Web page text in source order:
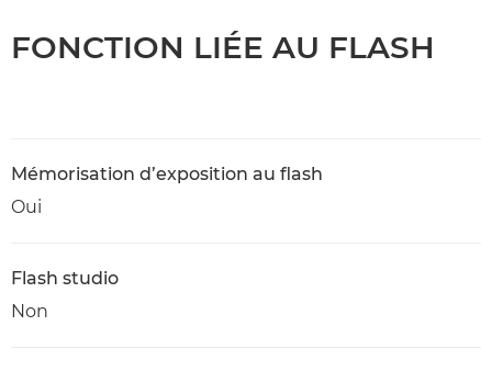
FONCTION LIÉE AU FLASH
Mémorisation d’exposition au flash
Oui
Flash studio
Non